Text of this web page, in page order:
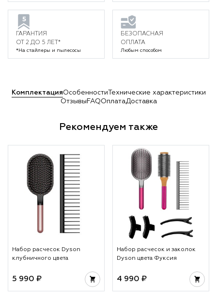
ГАРАНТИЯ
ОТ 2 ДО 5 ЛЕТ*
*На стайлеры и пылесосы
БЕЗОПАСНАЯ
ОПЛАТА
Любым способом
КомплектацияОсобенности Технические характеристики
Отзывы FAQОплатаДоставка
Рекомендуем также
Набор расчесок Dyson
клубничного цвета
5 990 ₽
Набор расчесок и заколок
Dyson цвета Фуксия
4 990 ₽